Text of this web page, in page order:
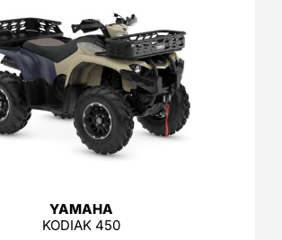
YAMAHA
KODIAK 450